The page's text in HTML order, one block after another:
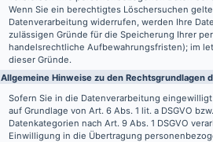
Wenn Sie ein berechtigtes Löschersuchen
Datenverarbeitung widerrufen, werden Ihre
zulässigen Gründe für die Speicherung Ihrer
handelsrechtliche Aufbewahrungsfristen); im
dieser Gründe.
Allgemeine Hinweise zu den Rechtsgrundlagen
Sofern Sie in die Datenverarbeitung
auf Grundlage von Art. 6 Abs. 1 lit. a DSGVO
Datenkategorien nach Art. 9 Abs. 1 DSGVO
Einwilligung in die Übertragung